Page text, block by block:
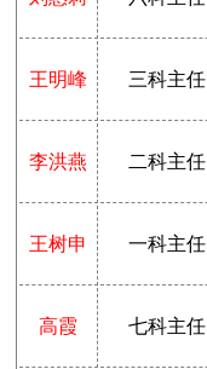
王明峰 三科主任
李洪燕 二科主任
王树申 一科主任
高霞 七科主任